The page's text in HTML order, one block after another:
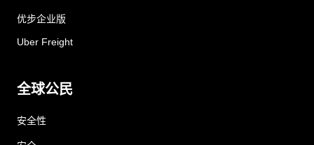
优步企业版
Uber Freight
全球公民
安全性